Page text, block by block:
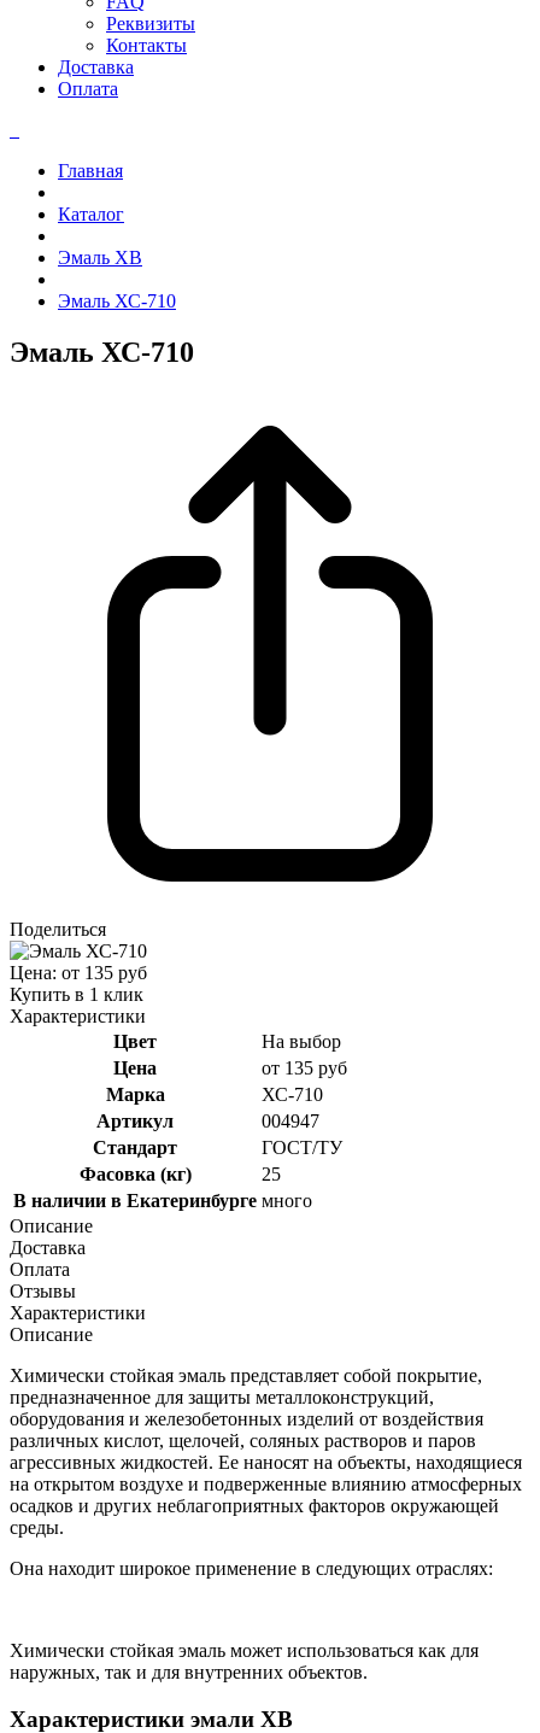
Реквизиты
Контакты
Доставка
Оплата
Главная
Каталог
Эмаль ХВ
Эмаль ХС-710
Эмаль ХС-710
Поделиться
Цена: от 135 руб
Купить в 1 клик
Характеристики
Цвет
На выбор
Цена
от 135 руб
Марка
ХС-710
Артикул
004947
Стандарт
ГОСТ/ТУ
Фасовка (кг)
25
В наличии в Екатеринбурге много
Описание
Доставка
Оплата
Отзывы
Характеристики
Описание
Химически стойкая эмаль представляет собой покрытие,
предназначенное для защиты металлоконструкций,
оборудования и железобетонных изделий от воздействия
различных кислот, щелочей, соляных растворов и паров
агрессивных жидкостей. Ее наносят на объекты, находящиеся
на открытом воздухе и подверженные влиянию атмосферных
осадков и других неблагоприятных факторов окружающей
среды.
Она находит широкое применение в следующих отраслях:
Химически стойкая эмаль может использоваться как для
наружных, так и для внутренних объектов.
Характеристики эмали ХВ